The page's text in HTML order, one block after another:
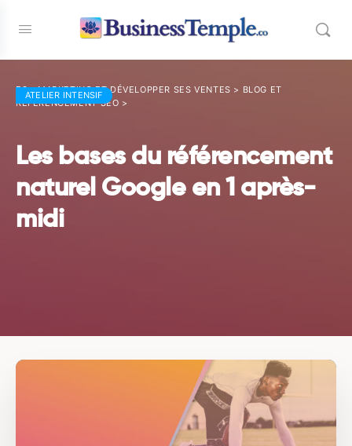
ATELIER INTENSIF
E3 - MARKETING ET DÉVELOPPER SES VENTES > BLOG ET
RÉFÉRENCEMENT SEO >
Les bases du référencement
naturel Google en 1 après-
midi